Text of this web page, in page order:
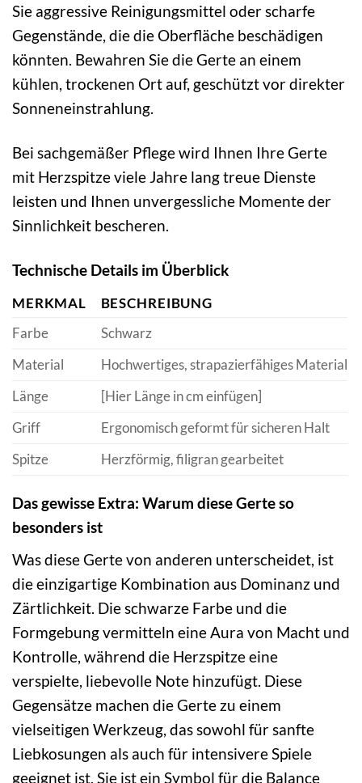
Sie aggressive Reinigungsmittel oder scharfe
Gegenstände, die die Oberfläche beschädigen
könnten. Bewahren Sie die Gerte an einem
kühlen, trockenen Ort auf, geschützt vor direkter
Sonneneinstrahlung.
Bei sachgemäßer Pflege wird Ihnen Ihre Gerte
mit Herzspitze viele Jahre lang treue Dienste
leisten und Ihnen unvergessliche Momente der
Sinnlichkeit bescheren.
Technische Details im Überblick
MERKMAL
BESCHREIBUNG
Farbe
Schwarz
Material
Hochwertiges, strapazierfähiges Material
Länge
[Hier Länge in cm einfügen]
Griff
Ergonomisch geformt für sicheren Halt
Spitze
Herzförmig, filigran gearbeitet
Das gewisse Extra: Warum diese Gerte so
besonders ist
Was diese Gerte von anderen unterscheidet, ist
die einzigartige Kombination aus Dominanz und
Zärtlichkeit. Die schwarze Farbe und die
Formgebung vermitteln eine Aura von Macht und
Kontrolle, während die Herzspitze eine
verspielte, liebevolle Note hinzufügt. Diese
Gegensätze machen die Gerte zu einem
vielseitigen Werkzeug, das sowohl für sanfte
Liebkosungen als auch für intensivere Spiele
geeignet ist. Sie ist ein Symbol für die Balance